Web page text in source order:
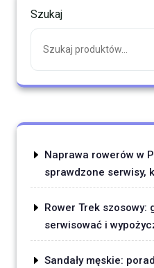
Szukaj
Naprawa rowerów w
sprawdzone serwisy,
Rower Trek szosowy:
serwisować i
Sandały męskie: